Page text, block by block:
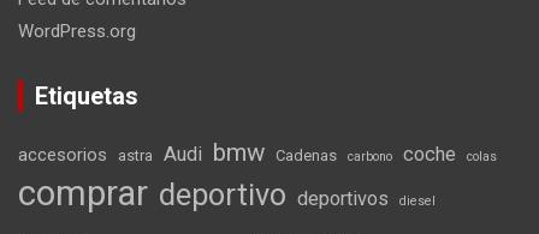
WordPress.org
Etiquetas
accesorios astra Audi bmw Cadenas carbono coche colas
comprar deportivo deportivos diesel